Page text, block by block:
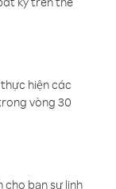
hiện các
vòng 30
bạn sự linh